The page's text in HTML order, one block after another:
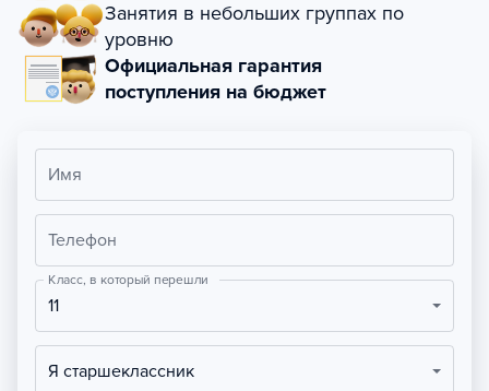
Занятия в небольших группах по
уровню
Официальная гарантия
поступления на бюджет
Имя
Телефон
Класс, в который перешли
11
Я старшеклассник